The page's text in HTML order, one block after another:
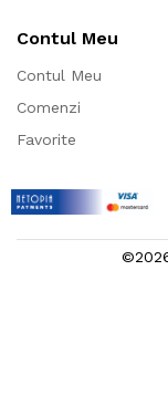
Contul Meu
Contul Meu
Comenzi
Favorite